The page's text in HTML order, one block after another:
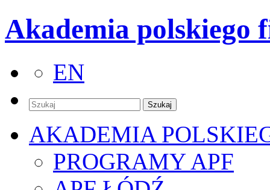
Akademia polskiego
EN
AKADEMIA
PROGRAMY APF